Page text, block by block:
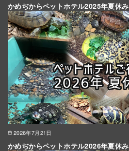
かめぢからペットホテル2025年夏休み
2026年7月21日
かめぢからペットホテル2026年夏休み